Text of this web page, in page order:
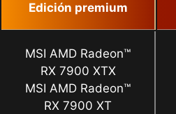
Edición premium
MSI AMD Radeon™
RX 7900 XTX
MSI AMD Radeon™
RX 7900 XT